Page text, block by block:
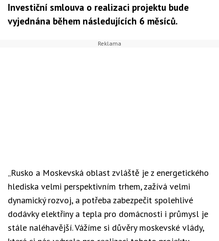
Investiční smlouva o realizaci projektu bude
vyjednána během následujících 6 měsíců.
„Rusko a Moskevská oblast zvláště je z energetického
hlediska velmi perspektivním trhem, zažívá velmi
dynamický rozvoj, a potřeba zabezpečit spolehlivé
dodávky elektřiny a tepla pro domácnosti i průmysl je
stále naléhavější. Vážíme si důvěry moskevské vlády,